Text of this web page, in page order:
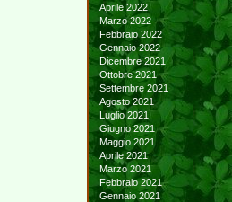
Aprile 2022
Marzo 2022
Febbraio 2022
Gennaio 2022
Dicembre 2021
Ottobre 2021
Settembre 2021
Agosto 2021
Luglio 2021
Giugno 2021
Maggio 2021
Aprile 2021
Marzo 2021
Febbraio 2021
Gennaio 2021